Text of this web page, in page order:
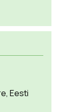
Eesti